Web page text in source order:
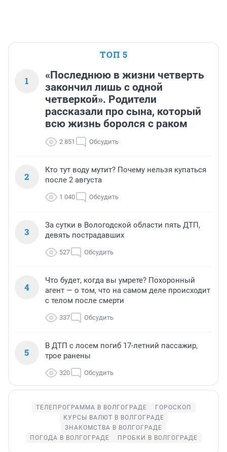
ТОП 5
1
«Последнюю в жизни четверть
закончил лишь с одной
четверкой». Родители
рассказали про сына, который
всю жизнь боролся с раком
2 851 Обсудить
2
Кто тут воду мутит? Почему нельзя купаться
после 2 августа
1 040 Обсудить
3
За сутки в Вологодской области пять ДТП,
девять пострадавших
527 Обсудить
4
Что будет, когда вы умрете? Похоронный
агент — о том, что на самом деле происходит
с телом после смерти
337 Обсудить
5
В ДТП с лосем погиб 17-летний пассажир,
трое ранены
320 Обсудить
ТЕЛЕПРОГРАММА В ВОЛГОГРАДЕ
ГОРОСКОП
КУРСЫ ВАЛЮТ В ВОЛГОГРАДЕ
ЗНАКОМСТВА В ВОЛГОГРАДЕ
ПОГОДА В ВОЛГОГРАДЕ
ПРОБКИ В ВОЛГОГРАДЕ